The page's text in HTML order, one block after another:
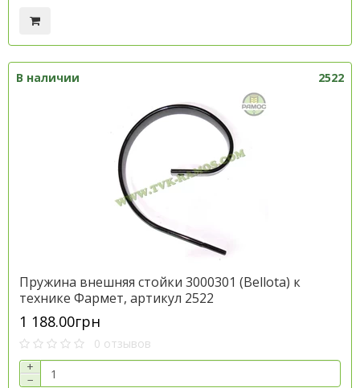
В наличии 2522
Пружина внешняя стойки 3000301 (Bellota) к
технике Фармет, артикул 2522
1 188.00грн
0 отзывов
+
−